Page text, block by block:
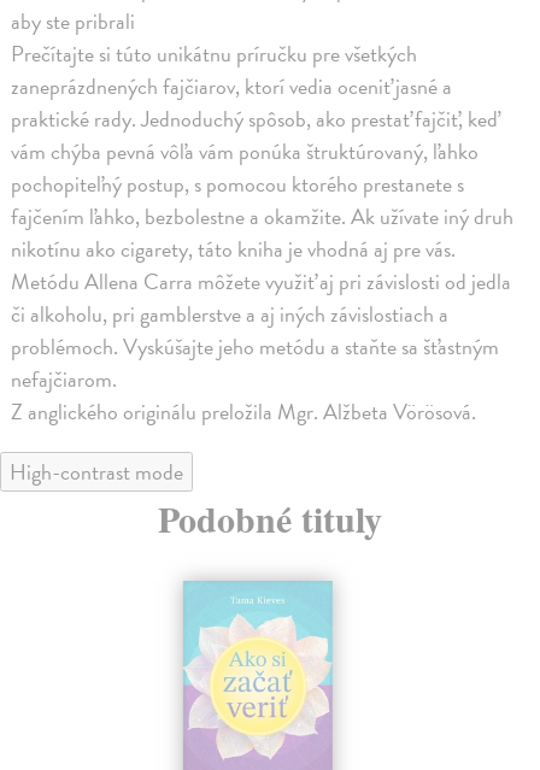
aby ste pribrali
Prečítajte si túto unikátnu príručku pre všetkých
zaneprázdnených fajčiarov, ktorí vedia oceniť jasné a
praktické rady. Jednoduchý spôsob, ako prestať fajčiť, keď
vám chýba pevná vôľa vám ponúka štruktúrovaný, ľahko
pochopiteľný postup, s pomocou ktorého prestanete s
fajčením ľahko, bezbolestne a okamžite. Ak užívate iný druh
nikotínu ako cigarety, táto kniha je vhodná aj pre vás.
Metódu Allena Carra môžete využiť aj pri závislosti od jedla
či alkoholu, pri gamblerstve a aj iných závislostiach a
problémoch. Vyskúšajte jeho metódu a staňte sa šťastným
nefajčiarom.
Z anglického originálu preložila Mgr. Alžbeta Vörösová.
High-contrast mode
Podobné tituly